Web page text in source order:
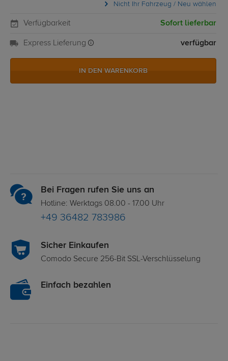
Nicht Ihr Fahrzeug / Neu wählen
Verfügbarkeit Sofort lieferbar
Express Lieferung verfügbar
IN DEN WARENKORB
Bei Fragen rufen Sie uns an
Hotline: Werktags 08.00 - 17.00 Uhr
+49 36482 783986
Sicher Einkaufen
Comodo Secure 256-Bit SSL-Verschlüsselung
Einfach bezahlen